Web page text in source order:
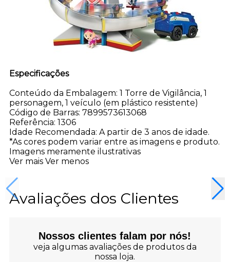
Especificações
Conteúdo da Embalagem: 1 Torre de Vigilância, 1
personagem, 1 veículo (em plástico resistente)
Código de Barras: 7899573613068
Referência: 1306
Idade Recomendada: A partir de 3 anos de idade.
*As cores podem variar entre as imagens e produto.
Imagens meramente ilustrativas
Ver mais Ver menos
Avaliações dos Clientes
Nossos clientes falam por nós!
veja algumas avaliações de produtos da
nossa loja.